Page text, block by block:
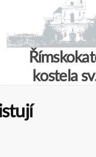
kostela